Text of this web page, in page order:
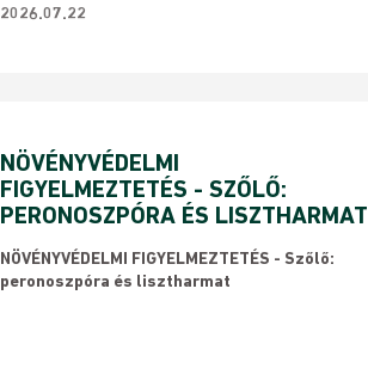
2026.07.22
NÖVÉNYVÉDELMI
FIGYELMEZTETÉS - SZŐLŐ:
PERONOSZPÓRA ÉS LISZTHARMAT
NÖVÉNYVÉDELMI FIGYELMEZTETÉS - Szőlő:
peronoszpóra és lisztharmat